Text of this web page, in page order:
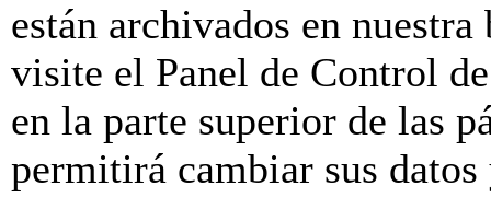
están archivados en
visite el Panel de Control
en la parte superior de las
permitirá cambiar sus